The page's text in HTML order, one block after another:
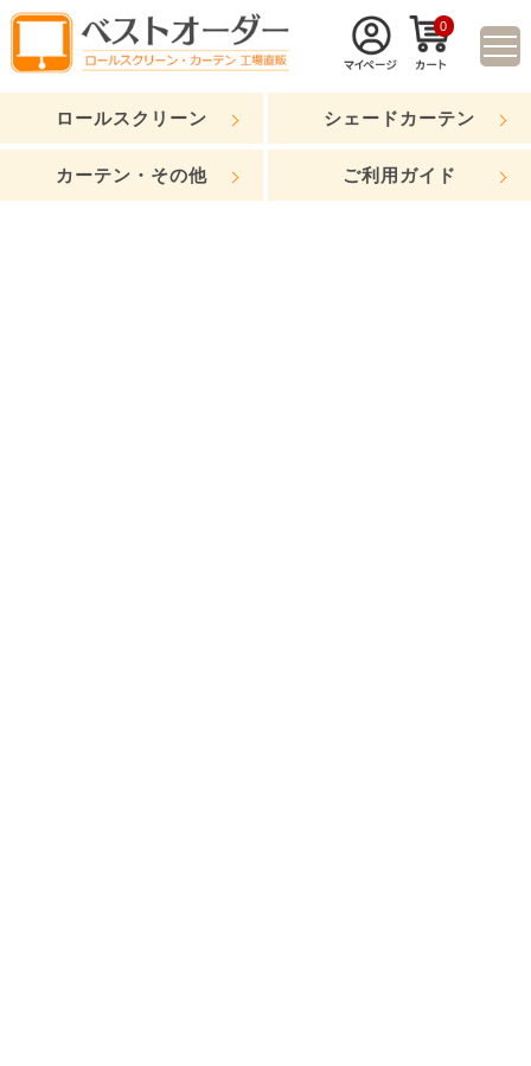
0
ロールスクリーン シェードカーテン
カーテン・その他 ご利用ガイド